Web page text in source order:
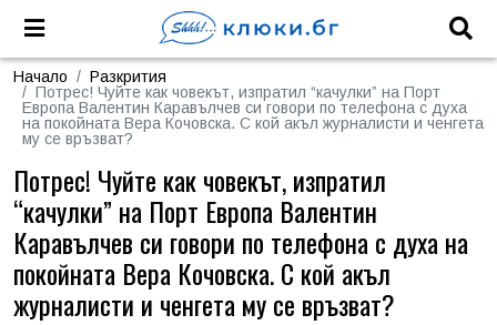
Начало
Разкрития
Потрес! Чуйте как човекът, изпратил “качулки” на Порт
Европа Валентин Каравълчев си говори по телефона с духа
на покойната Вера Кочовска. С кой акъл журналисти и ченгета
му се връзват?
Потрес! Чуйте как човекът, изпратил
“качулки” на Порт Европа Валентин
Каравълчев си говори по телефона с духа на
покойната Вера Кочовска. С кой акъл
журналисти и ченгета му се връзват?